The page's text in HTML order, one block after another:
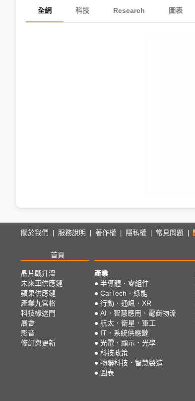
全網 科技 Research 圖表
關於我們 服務說明 著作權 隱私權 常見問題
首頁
晶片戰升溫
未來車供應鏈
蘋果供應鏈
產業九宮格
科技椽送門
展會
影音
修訂與更新
產業
● 半導體．零組件
● CarTech．綠能
● 行動．通訊．XR
● AI．智慧應用．電商物流
● 航太．衛星．軍工
● IT．系統供應鏈
● 光電．顯示．光學
● 科技政策
● 物聯科技．智慧製造
● 圖表